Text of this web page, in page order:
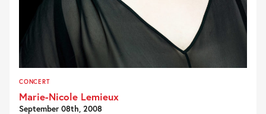
CONCERT
Marie-Nicole Lemieux
September 08th, 2008